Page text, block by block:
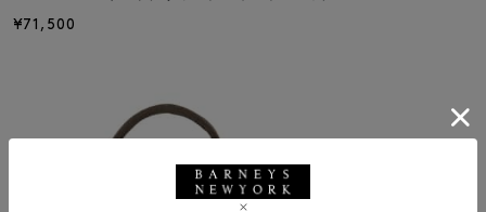
¥71,500